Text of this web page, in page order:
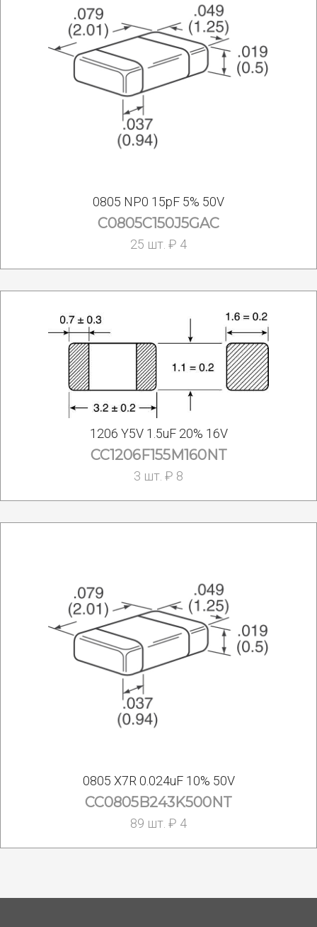
0805 NP0 15pF 5% 50V
C0805C150J5GAC
25 шт. ₽ 4
1206 Y5V 1.5uF 20% 16V
CC1206F155M160NT
3 шт. ₽ 8
0805 X7R 0.024uF 10% 50V
CC0805B243K500NT
89 шт. ₽ 4